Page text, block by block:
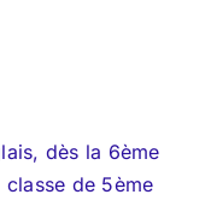
dès la 6ème
classe de 5ème